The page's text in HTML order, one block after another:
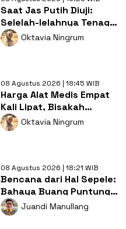
Saat Jas Putih Diuji:
Selelah-lelahnya Tenaga
Kesehatan, Tetap Lebih
Melelahkan Jadi Pasien
Oktavia Ningrum
08 Agustus 2026 | 18:45 WIB
Harga Alat Medis Empat
Kali Lipat, Bisakah
Layanan Kesehatan
Tetap Murah?
Oktavia Ningrum
08 Agustus 2026 | 18:21 WIB
Bencana dari Hal Sepele:
Bahaya Buang Puntung
Rokok Sembarangan di
Musim Kemarau
Juandi Manullang